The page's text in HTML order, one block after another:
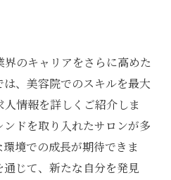
のキャリアをさらに高めた
、美容院でのスキルを最大
情報を詳しくご紹介しま
ドを取り入れたサロンが多
境での成長が期待できま
じて、新たな自分を発見